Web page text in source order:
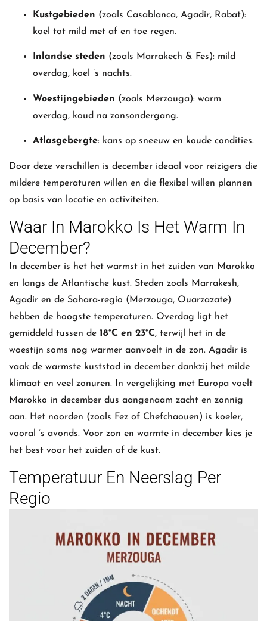
Kustgebieden (zoals Casablanca, Agadir, Rabat):
koel tot mild met af en toe regen.
Inlandse steden (zoals Marrakech & Fes): mild
overdag, koel ’s nachts.
Woestijngebieden (zoals Merzouga): warm
overdag, koud na zonsondergang.
Atlasgebergte: kans op sneeuw en koude condities.
Door deze verschillen is december ideaal voor reizigers die
mildere temperaturen willen en die flexibel willen plannen
op basis van locatie en activiteiten.
Waar In Marokko Is Het Warm In
December?
In december is het het warmst in het zuiden van Marokko
en langs de Atlantische kust. Steden zoals Marrakesh,
Agadir en de Sahara-regio (Merzouga, Ouarzazate)
hebben de hoogste temperaturen. Overdag ligt het
gemiddeld tussen de 18°C en 23°C, terwijl het in de
woestijn soms nog warmer aanvoelt in de zon. Agadir is
vaak de warmste kuststad in december dankzij het milde
klimaat en veel zonuren. In vergelijking met Europa voelt
Marokko in december dus aangenaam zacht en zonnig
aan. Het noorden (zoals Fez of Chefchaouen) is koeler,
vooral ’s avonds. Voor zon en warmte in december kies je
het best voor het zuiden of de kust.
Temperatuur En Neerslag Per
Regio